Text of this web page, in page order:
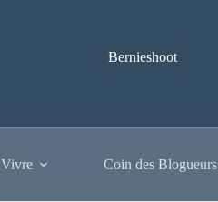
Bernieshoot
Coin des Blogueurs